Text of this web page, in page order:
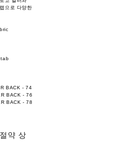
으로 다양한
tab
BACK - 74
BACK - 76
BACK - 78
약 상